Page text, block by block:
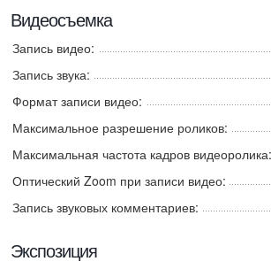
Видеосъемка
Запись видео:
Запись звука:
Формат записи видео:
Максимальное разрешение роликов:
Максимальная частота кадров видеоролика:
Оптический Zoom при записи видео:
Запись звуковых комментариев:
Экспозиция